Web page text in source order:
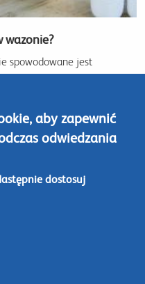
wazonie?
spowodowane jest
zostaną uszkodzone i
aby zapewnić
odwiedzania
dostosuj